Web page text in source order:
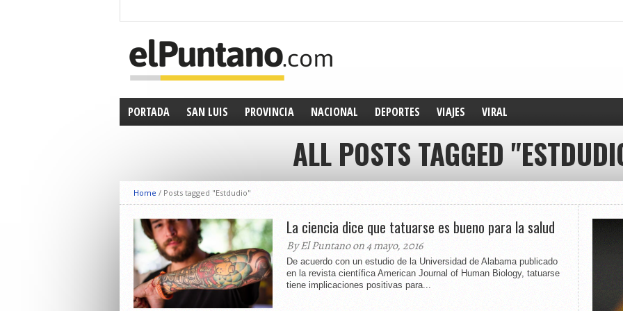
PORTADA SAN LUIS PROVINCIA NACIONAL DEPORTES VIAJES VIRAL
ALL POSTS TAGGED
Home / Posts tagged "Estdudio"
La ciencia dice que tatuarse es bueno para la salud
By El Puntano on 4 mayo, 2016
De acuerdo con un estudio de la Universidad de Alabama publicado
en la revista científica American Journal of Human Biology, tatuarse
tiene implicaciones positivas para...